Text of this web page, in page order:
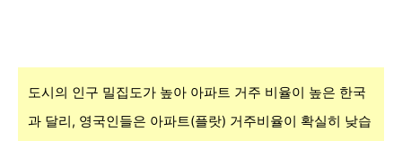
도시의 인구 밀집도가 높아 아파트 거주 비율이 높은 한국
과 달리, 영국인들은 아파트(플랏) 거주비율이 확실히 낮습